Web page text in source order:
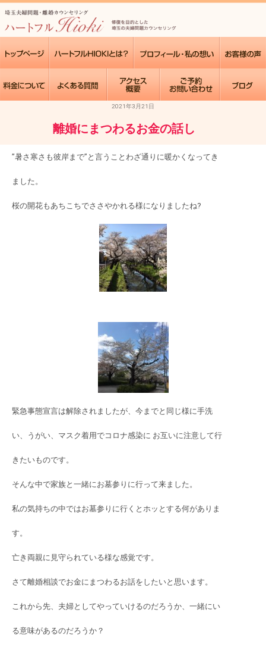
2021年3月21日
離婚にまつわるお金の話し
”暑さ寒さも彼岸まで”と言うことわざ通りに暖かくなってき
ました。
桜の開花もあちこちでささやかれる様になりましたね?
緊急事態宣言は解除されましたが、今までと同じ様に手洗
い、うがい、マスク着用でコロナ感染に お互いに注意して行
きたいものです。
そんな中で家族と一緒にお墓参りに行って来ました。
私の気持ちの中ではお墓参りに行くとホッとする何がありま
す。
亡き両親に見守られている様な感覚です。
さて離婚相談でお金にまつわるお話をしたいと思います。
これから先、夫婦としてやっていけるのだろうか、一緒にい
る意味があるのだろうか？